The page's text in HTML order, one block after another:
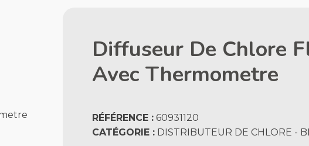
Diffuseur De Chlore
Avec Thermometre
RÉFÉRENCE : 60931120
CATÉGORIE : DISTRIBUTEUR DE CHLORE -